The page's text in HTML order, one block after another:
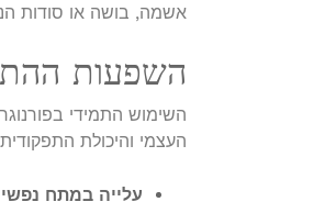
אשמה, בושה או סודות
השפעות
השימוש התמידי
העצמי והיכולת
עלייה במתח נפשי